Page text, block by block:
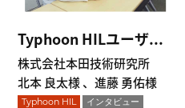
Typhoon HILユーザ...
株式会社本田技術研究所
北本 良太様 、進藤 勇佑様
Typhoon HIL インタビュー